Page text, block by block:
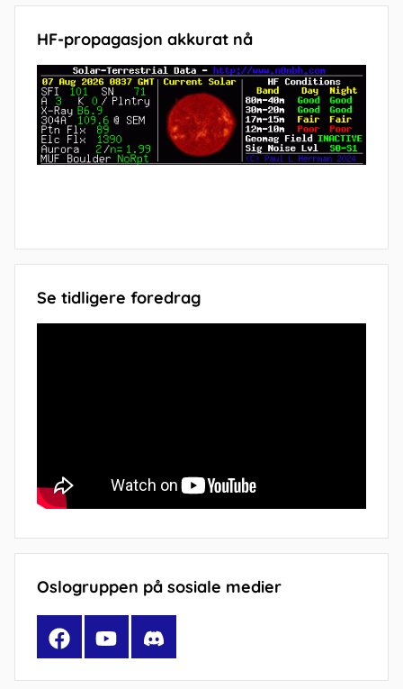
HF-propagasjon akkurat nå
Se tidligere foredrag
Oslogruppen på sosiale medier
FacebookYouTubeDiscord